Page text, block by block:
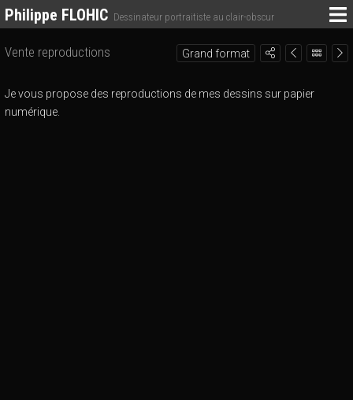
Philippe FLOHIC Dessinateur portraitiste au clair-obscur
Grand format
Vente reproductions
Je vous propose des reproductions de mes dessins sur papier
numérique.